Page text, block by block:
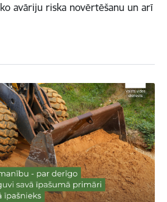
avāriju riska novērtēšanu un arī